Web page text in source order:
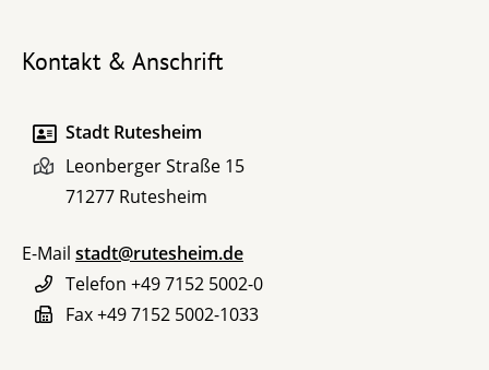
Kontakt & Anschrift
Stadt Rutesheim
Leonberger Straße 15
71277 Rutesheim
E-Mail stadt@rutesheim.de
Telefon +49 7152 5002-0
Fax+49 7152 5002-1033